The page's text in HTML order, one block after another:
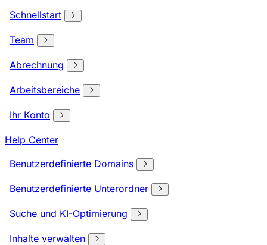
Schnellstart
Team
Abrechnung
Arbeitsbereiche
Ihr Konto
Help Center
Benutzerdefinierte Domains
Benutzerdefinierte Unterordner
Suche und KI-Optimierung
Inhalte verwalten